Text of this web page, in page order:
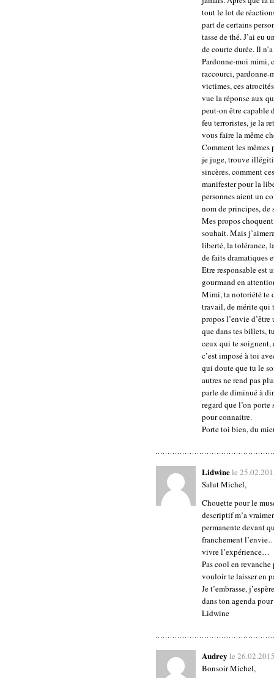
tout le lot de
part de certains
tasse de thé. J’ai eu
de courte durée. Il
Pardonne-moi mimi,
raccourci, pardonne-
victimes, ces
vue la réponse aux
peut-on être capable
feu terroristes, je la
vous faire la même
Comment les mêmes
je juge, trouve
sincères, comment
manifester pour la
personnes aient un
nom de principes,
Mes propos
souhait. Mais
liberté, la tolérance,
de faits dramatiques
Etre responsable est
gourmand en
Mimi, ta notoriété te
travail, de mérite qui
propos l’envie
que dans tes billets,
ceux qui te soignent,
c’est imposé à toi
qui doute que tu le
autres ne rend pas
parle de diminué à
regard que l’on
pour connaitre.
Porte toi bien, du
Lidwinele
Salut Michel,
Chouette pour le
descriptif m’a
permanente devant
franchement
vivre l’expérience…
Pas cool en
vouloir te laisser en
Je t’embrasse,
dans ton agenda
Lidwine
Audrey le
Bonsoir Michel,